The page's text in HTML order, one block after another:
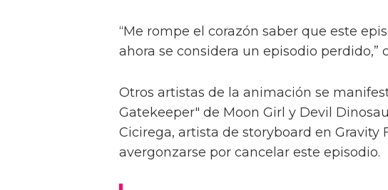
“Me rompe el corazón saber que este
ahora se considera un episodio perdido,”
Otros artistas de la animación se
Gatekeeper" de Moon Girl y Devil
Cicirega, artista de storyboard en Gravity
avergonzarse por cancelar este episodio.